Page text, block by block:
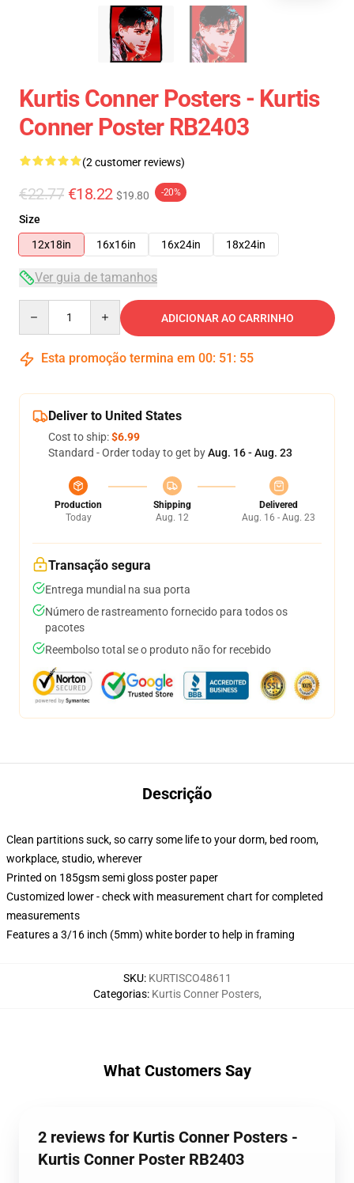
Kurtis Conner Posters - Kurtis
Conner Poster RB2403
(2 customer reviews)
€22.77 €18.22 $19.80 -20%
Size
12x18in
16x16in 16x24in 18x24in
Ver guia de tamanhos
ADICIONAR AO CARRINHO
Esta promoção termina em 00: 51 : 55
Deliver to United States
Cost to ship:$6.99
Standard - Order today to get byAug. 16 - Aug. 23
Production
Today
Shipping
Aug. 12
Delivered
Aug. 16 - Aug. 23
Transação segura
Entrega mundial na sua porta
Número de rastreamento fornecido para todos os
pacotes
Reembolso total se o produto não for recebido
Descrição
Clean partitions suck, so carry some life to your dorm, bed room,
workplace, studio, wherever
Printed on 185gsm semi gloss poster paper
Customized lower - check with measurement chart for completed
measurements
Features a 3/16 inch (5mm) white border to help in framing
SKU: KURTISCO48611
Categorias: Kurtis Conner Posters,
What Customers Say
2 reviews for Kurtis Conner Posters -
Kurtis Conner Poster RB2403